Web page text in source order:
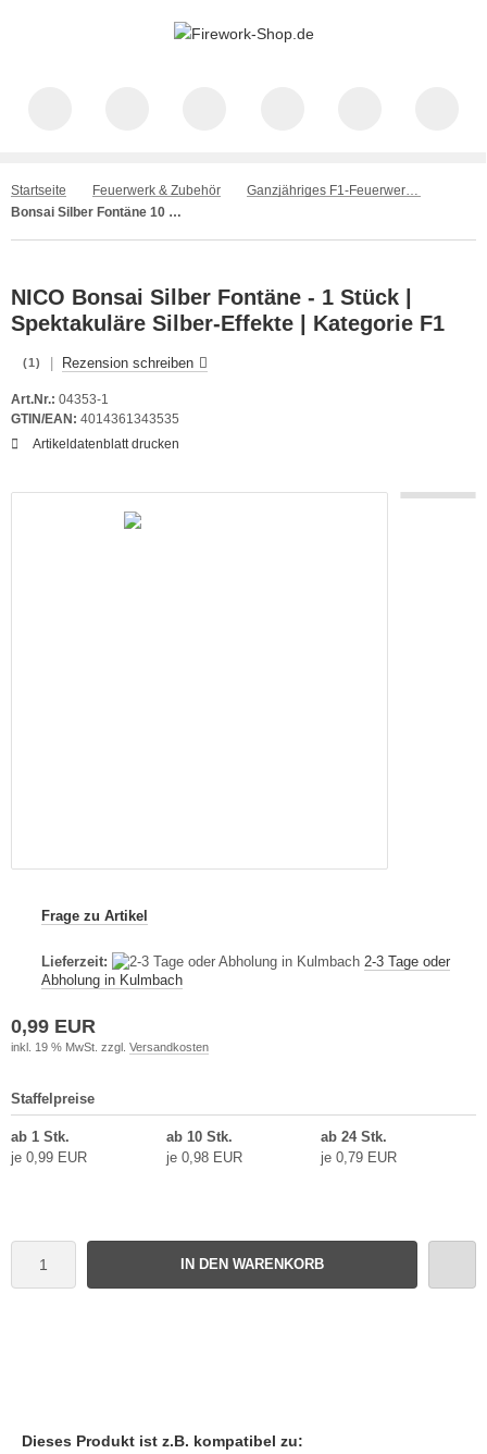
Startseite Feuerwerk & Zubehör
Ganzjähriges F1-Feuerwerk – Spaß für alle
Bonsai Silber Fontäne 10 Sek. NICO
NICO Bonsai Silber Fontäne - 1 Stück |
Spektakuläre Silber-Effekte | Kategorie F1
(1) Rezension schreiben
Art.Nr.: 04353-1
GTIN/EAN: 4014361343535
Artikeldatenblatt drucken
Frage zu Artikel
Lieferzeit:
2-3 Tage oder
Abholung in Kulmbach
0,99 EUR
inkl. 19 % MwSt. zzgl. Versandkosten
Staffelpreise
ab 1 Stk.
je 0,99 EUR
ab 10 Stk.
je 0,98 EUR
ab 24 Stk.
je 0,79 EUR
IN DEN WARENKORB
Dieses Produkt ist z.B. kompatibel zu: